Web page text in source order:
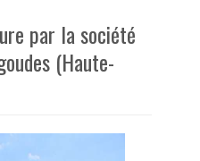
par la société
(Haute-